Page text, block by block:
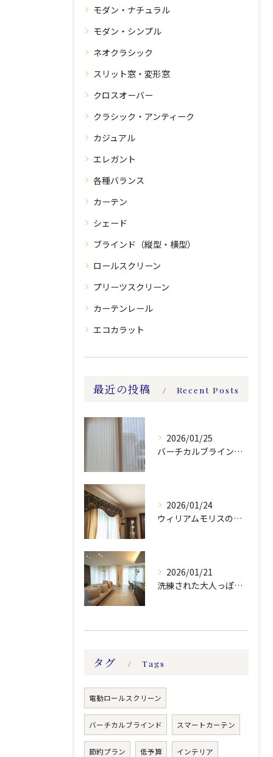
モダン・ナチュラル
モダン・シンプル
ネオクラシック
スリット窓・変形窓
クロスオーバー
クラシック・アンティーク
カジュアル
エレガント
各種バランス
カーテン
シェード
ブラインド（縦型・横型）
ロールスクリーン
プリーツスクリーン
カーテンレール
エコカラット
最近の投稿 Recent Posts
2026/01/25
バーチカルブラインドのレース付きツーウェイスタイル
2026/01/24
ウィリアムモリスの生地ででバランスを製作しました。
2026/01/21
洗練された大人っぽい空間。
タグ Tags
電動ロールスクリーン
バーチカルブラインド スマートカーテン
節約プラン 低予算 インテリア